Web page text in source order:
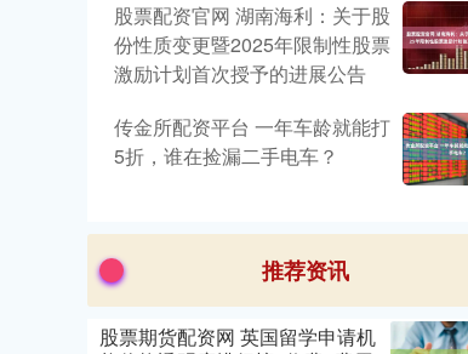
股票配资官网 湖南海利：关于股
份性质变更暨2025年限制性股票
激励计划首次授予的进展公告
传金所配资平台 一年车龄就能打
5折，谁在捡漏二手电车？
推荐资讯
股票期货配资网 英国留学申请机